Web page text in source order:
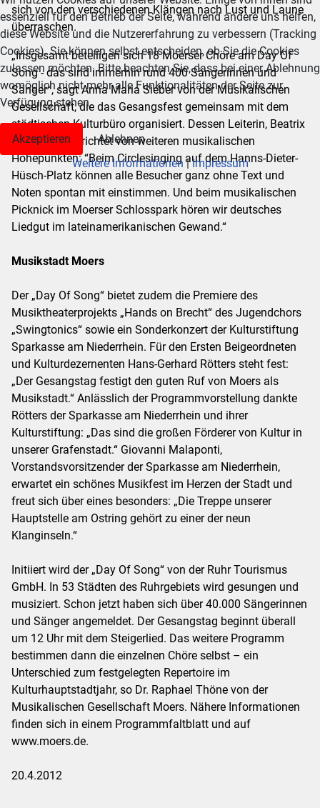
sich von den verschiedenen Klängen nach Lust und Laune
überraschen.
„Insgesamt beteiligen sich 18 Moerser Chöre am Day Of
Song - das sind immerhin rund 400 Sängerinnen und
Sänger“, sagt Anna Maria Sieber von der Musikalischen
Gesellschaft, die das Gesangsfest gemeinsam mit dem
städtischen Kulturbüro organisiert. Dessen Leiterin, Beatrix
Wirbelauer, berichtet von weiteren musikalischen
Höhepunkten: “Beim Circlesinging auf dem Hanns-Dieter-
Hüsch-Platz können alle Besucher ganz ohne Text und
Noten spontan mit einstimmen. Und beim musikalischen
Picknick im Moerser Schlosspark hören wir deutsches
Liedgut im lateinamerikanischen Gewand.“
Musikstadt Moers
Der „Day Of Song“ bietet zudem die Premiere des
Musiktheaterprojekts „Hands on Brecht“ des Jugendchors
„Swingtonics“ sowie ein Sonderkonzert der Kulturstiftung
Sparkasse am Niederrhein. Für den Ersten Beigeordneten
und Kulturdezernenten Hans-Gerhard Rötters steht fest:
„Der Gesangstag festigt den guten Ruf von Moers als
Musikstadt.“ Anlässlich der Programmvorstellung dankte
Rötters der Sparkasse am Niederrhein und ihrer
Kulturstiftung: „Das sind die großen Förderer von Kultur in
unserer Grafenstadt.“ Giovanni Malaponti,
Vorstandsvorsitzender der Sparkasse am Niederrhein,
erwartet ein schönes Musikfest im Herzen der Stadt und
freut sich über eines besonders: „Die Treppe unserer
Hauptstelle am Ostring gehört zu einer der neun
Klanginseln.“
Initiiert wird der „Day Of Song“ von der Ruhr Tourismus
GmbH. In 53 Städten des Ruhrgebiets wird gesungen und
musiziert. Schon jetzt haben sich über 40.000 Sängerinnen
und Sänger angemeldet. Der Gesangstag beginnt überall
um 12 Uhr mit dem Steigerlied. Das weitere Programm
bestimmen dann die einzelnen Chöre selbst – ein
Unterschied zum festgelegten Repertoire im
Kulturhauptstadtjahr, so Dr. Raphael Thöne von der
Musikalischen Gesellschaft Moers. Nähere Informationen
finden sich in einem Programmfaltblatt und auf
www.moers.de.
20.4.2012
essenziell für den Betrieb der Seite, während andere uns helfen,
diese Website und die Nutzererfahrung zu verbessern (Tracking
Cookies). Sie können selbst entscheiden, ob Sie die Cookies
zulassen möchten. Bitte beachten Sie, dass bei einer Ablehnung
womöglich nicht mehr alle Funktionalitäten der Seite zur
Verfügung stehen.
Akzeptieren
Ablehnen
Weitere Informationen |Impressum